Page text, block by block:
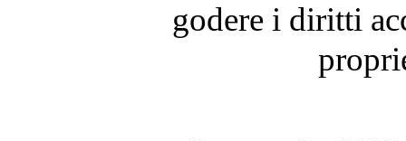
godere i diritti